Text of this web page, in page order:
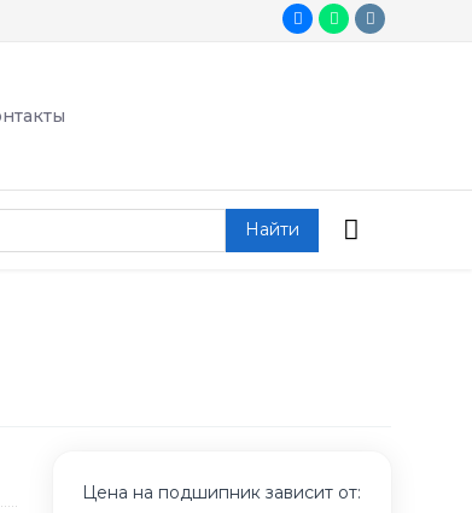
Найти
Цена на подшипник зависит от: